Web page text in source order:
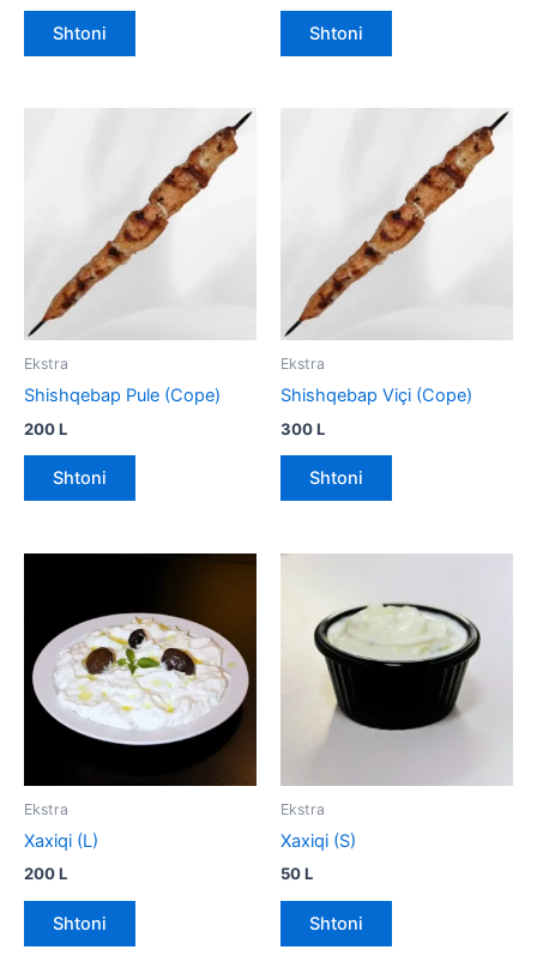
Shtoni Shtoni
Ekstra
Shishqebap Pule (Cope)
200L
Shtoni
Ekstra
Shishqebap Viçi (Cope)
300L
Shtoni
Ekstra
Xaxiqi (L)
200L
Shtoni
Ekstra
Xaxiqi (S)
50L
Shtoni